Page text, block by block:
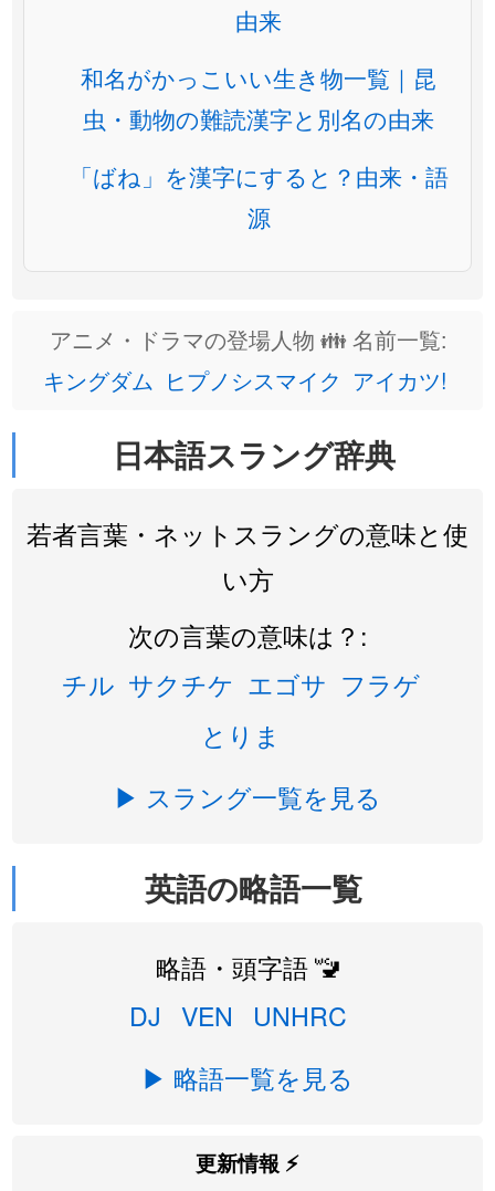
由来
和名がかっこいい生き物一覧｜昆
虫・動物の難読漢字と別名の由来
「ばね」を漢字にすると？由来・語
源
アニメ・ドラマの登場人物 👪 名前一覧:
キングダム ヒプノシスマイク アイカツ!
日本語スラング辞典
若者言葉・ネットスラングの意味と使
い方
次の言葉の意味は？:
チル サクチケ エゴサ フラゲ
とりま
▶ スラング一覧を見る
英語の略語一覧
略語・頭字語 🚾
DJ VEN
UNHRC
▶ 略語一覧を見る
更新情報 ⚡